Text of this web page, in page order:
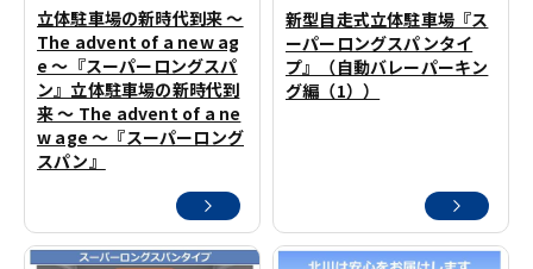
立体駐車場の新時代到来 ～
The advent of a new ag
e ～『スーパーロングスパ
ン』立体駐車場の新時代到
来 ～ The advent of a ne
w age ～『スーパーロング
スパン』
新型自走式立体駐車場『ス
ーパーロングスパンタイ
プ』（自動バレーパーキン
グ編（1））